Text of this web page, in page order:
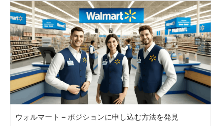
ウォルマート – ポジションに申し込む方法を発見